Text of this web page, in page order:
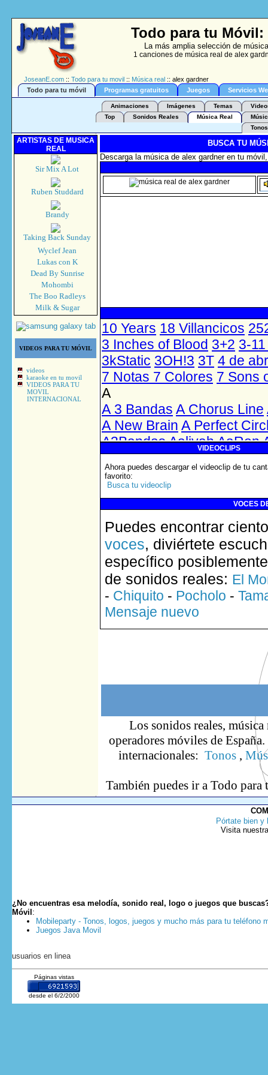
Todo para tu
La más amplia selección de
1 canciones de música real de alex
JoseanE.com :: Todo para tu movil :: Música real :: alex gardner
Todo para tu móvil
Programas gratuitos Juegos Servicios
Animaciones Imágenes Temas
Top
Sonidos Reales Música Real
Tonos
ARTISTAS DE MUSICA
REAL
Sir Mix A Lot
Ruben Studdard
Brandy
Taking Back Sunday
Wyclef Jean
Lukas con K
Dead By Sunrise
Mohombi
The Boo Radleys
Milk & Sugar
VIDEOS PARA TU MÓVIL
videos
karaoke en tu movil
VIDEOS PARA TU
MOVIL
INTERNACIONAL
BUSCA TU
Descarga la música de alex gardner en tu
VIDEOCLIPS
Ahora puedes descargar el videoclip de tu
favorito:
Busca tu videoclip
VOCES
Puedes encontrar
voces, diviértete
específico
de sonidos reales: El
- Chiquito - Pocholo -
Mensaje nuevo
Los sonidos reales,
operadores móviles de
internacionales: Tonos,
También puedes ir a Todo para
Pórtate bien y
Visita
¿No encuentras esa melodía, sonido real, logo o juegos que
Móvil :
Mobileparty - Tonos, logos, juegos y mucho más para tu teléfono
Juegos Java Movil
usuarios en linea
Páginas vistas
desde el 6/2/2000